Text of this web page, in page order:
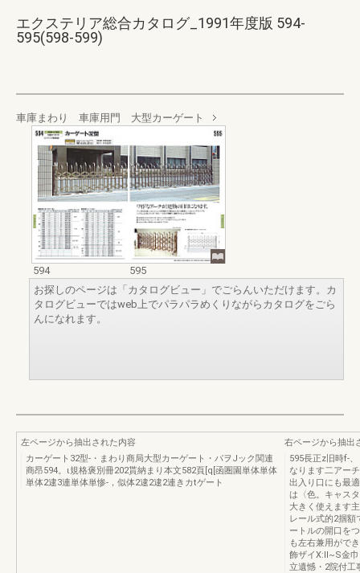
エクステリア総合カタログ_1991年度版 594-
595(598-599)
車庫まわり 車庫用門 大型カーゲート
594
595
お探しのページは「カタログビュー」でごらんいただけます。カ
タログビューではweb上でパラパラめくりながらカタログをごら
んになれます。
左ページから抽出された内容
カーゲート32型-・まわり商局大型カーゲート・パヲJック関連
商昂594。ι規格褒別冊202貰納まり本文582頁[q[函圏園単体単体
単体2逮3連単体単惨-，似体2逮2逮2連きカtゲート
右ページから抽出
595長正z旧時f-
なります二アー
出入り口にも最
は〈色。キャス
大きく使えます
レール式的2掴額
ートルの開口を
も左右兼用がで
飾ザイX:ll~S金巾
立遺憾・2院付工